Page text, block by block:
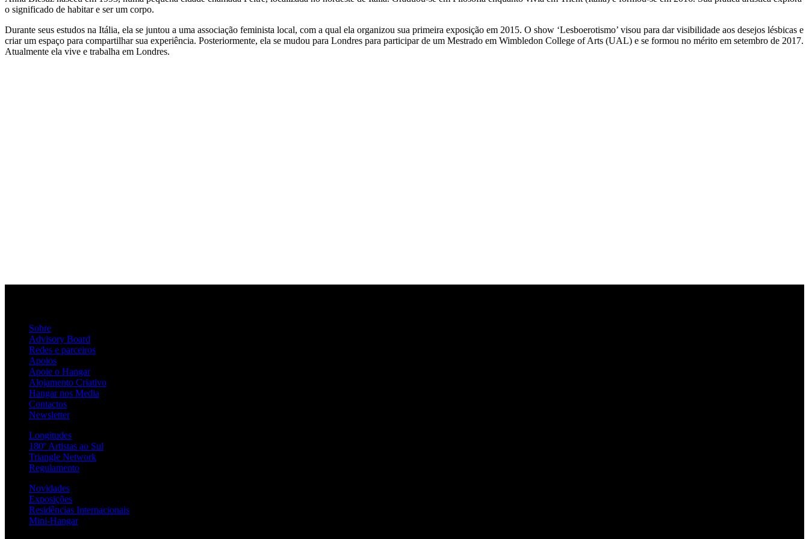
o significado de habitar e ser um corpo.
Durante seus estudos na Itália, ela se juntou a uma associação feminista local, com a qual ela organizou sua primeira exposição em 2015. O show ‘Lesboerotismo’ visou para dar visibilidade aos desejos lésbicas e
criar um espaço para compartilhar sua experiência. Posteriormente, ela se mudou para Londres para participar de um Mestrado em Wimbledon College of Arts (UAL) e se formou no mérito em setembro de 2017.
Atualmente ela vive e trabalha em Londres.
Sobre
Advisory Board
Redes e parceiros
Apoios
Apoie o Hangar
Alojamento Criativo
Hangar nos Media
Contactos
Newsletter
Longitudes
180º Artistas ao Sul
Triangle Network
Regulamento
Novidades
Exposições
Residências Internacionais
Mini-Hangar